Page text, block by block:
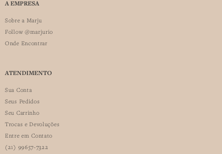
A EMPRESA
Sobre a Marju
Follow @marjurio
Onde Encontrar
ATENDIMENTO
Sua Conta
Seus Pedidos
Seu Carrinho
Trocas e Devoluções
Entre em Contato
(21) 99657-7322